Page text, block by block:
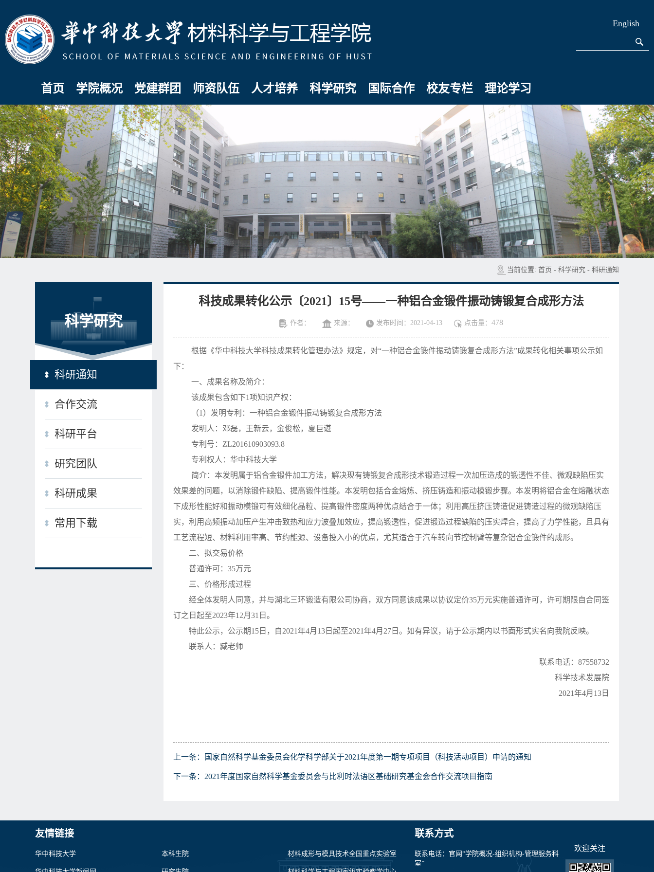
English
首页 学院概况 党建群团 师资队伍 人才培养 科学研究 国际合作 校友专栏 理论学习
当前位置: 首页 - 科学研究 - 科研通知
科学研究
科研通知
合作交流
科研平台
研究团队
科研成果
常用下载
科技成果转化公示〔2021〕15号——一种铝合金锻件振动铸锻复合成形方法
作者： 来源： 发布时间：2021-04-13 点击量： 478
根据《华中科技大学科技成果转化管理办法》规定，对“一种铝合金锻件振动铸锻复合成形方法”成果转化相关事项公示如
下：
一、成果名称及简介：
该成果包含如下1项知识产权：
（1）发明专利：一种铝合金锻件振动铸锻复合成形方法
发明人：邓磊，王新云，金俊松，夏巨谌
专利号： ZL201610903093.8
专利权人：华中科技大学
简介：本发明属于铝合金锻件加工方法，解决现有铸锻复合成形技术锻造过程一次加压造成的锻透性不佳、微观缺陷压实
效果差的问题，以消除锻件缺陷、提高锻件性能。本发明包括合金熔炼、挤压铸造和振动模锻步骤。本发明将铝合金在熔融状态
下成形性能好和振动模锻可有效细化晶粒、提高锻件密度两种优点结合于一体；利用高压挤压铸造促进铸造过程的微观缺陷压
实，利用高频振动加压产生冲击致热和应力波叠加效应，提高锻透性，促进锻造过程缺陷的压实焊合，提高了力学性能，且具有
工艺流程短、材料利用率高、节约能源、设备投入小的优点，尤其适合于汽车转向节控制臂等复杂铝合金锻件的成形。
二、拟交易价格
普通许可： 35万元
三、价格形成过程
经全体发明人同意，并与湖北三环锻造有限公司协商，双方同意该成果以协议定价35万元实施普通许可，许可期限自合同签
订之日起至2023年12月31日。
特此公示，公示期15日，自2021年4月13日起至2021年4月27日。如有异议，请于公示期内以书面形式实名向我院反映。
联系人：臧老师
联系电话： 87558732
科学技术发展院
2021年4月13日
上一条： 国家自然科学基金委员会化学科学部关于2021年度第一期专项项目（科技活动项目）申请的通知
下一条： 2021年度国家自然科学基金委员会与比利时法语区基础研究基金会合作交流项目指南
友情链接
华中科技大学 本科生院 材料成形与模具技术全国重点实验室
联系方式
联系电话：官网“学院概况-组织机构-管理服务科
室”
欢迎关注